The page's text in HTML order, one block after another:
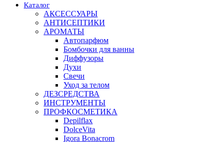
Каталог
АКСЕССУАРЫ
АНТИСЕПТИКИ
АРОМАТЫ
Автопарфюм
Бомбочки для ванны
Диффузоры
Духи
Свечи
Уход за телом
ДЕЗСРЕДСТВА
ИНСТРУМЕНТЫ
ПРОФКОСМЕТИКА
Depilflax
DolceVita
Igora Bonacrom